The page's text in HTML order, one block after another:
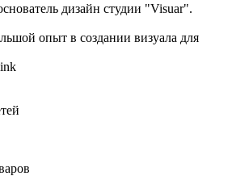
дизайн студии "Visuar".
опыт в создании визуала для